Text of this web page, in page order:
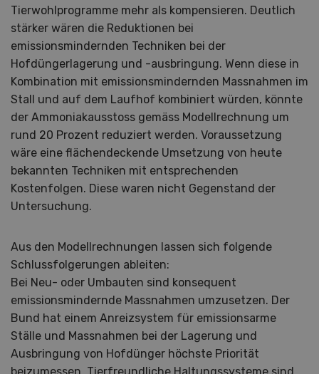
Tierwohlprogramme mehr als kompensieren. Deutlich
stärker wären die Reduktionen bei
emissionsmindernden Techniken bei der
Hofdüngerlagerung und -ausbringung. Wenn diese in
Kombination mit emissionsmindernden Massnahmen im
Stall und auf dem Laufhof kombiniert würden, könnte
der Ammoniakausstoss gemäss Modellrechnung um
rund 20 Prozent reduziert werden. Voraussetzung
wäre eine flächendeckende Umsetzung von heute
bekannten Techniken mit entsprechenden
Kostenfolgen. Diese waren nicht Gegenstand der
Untersuchung.
Aus den Modellrechnungen lassen sich folgende
Schlussfolgerungen ableiten:
Bei Neu- oder Umbauten sind konsequent
emissionsmindernde Massnahmen umzusetzen. Der
Bund hat einem Anreizsystem für emissionsarme
Ställe und Massnahmen bei der Lagerung und
Ausbringung von Hofdünger höchste Priorität
beizumessen. Tierfreundliche Haltungssysteme sind